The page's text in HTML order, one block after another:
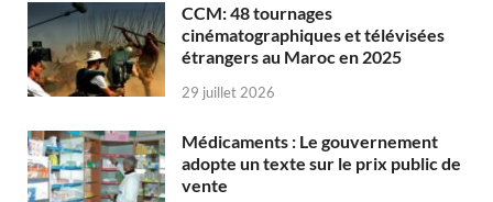
CCM: 48 tournages
cinématographiques et télévisées
étrangers au Maroc en 2025
29 juillet 2026
Médicaments : Le gouvernement
adopte un texte sur le prix public de
vente